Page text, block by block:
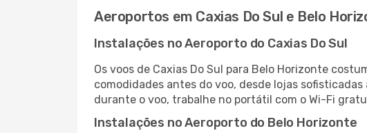
Aeroportos em Caxias Do Sul e Belo
Instalações no Aeroporto do Caxias Do Sul
Os voos de Caxias Do Sul para Belo Horizonte
comodidades antes do voo, desde lojas
durante o voo, trabalhe no portátil com o Wi-Fi
Instalações no Aeroporto do Belo Horizonte